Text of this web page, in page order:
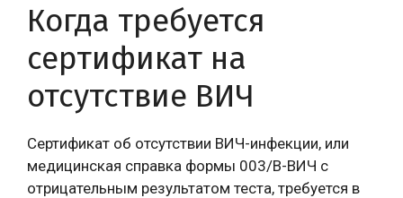
Когда требуется
сертификат на
отсутствие ВИЧ
Сертификат об отсутствии ВИЧ-инфекции, или
медицинская справка формы 003/В-ВИЧ с
отрицательным результатом теста, требуется в